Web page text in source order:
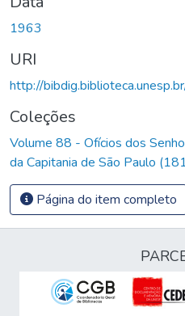
1963
URI
http://
Coleções
Volume 88 - Ofícios dos
da Capitania de São Paulo
Página do item completo